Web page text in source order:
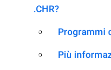
.CHR?
Programmi
Più